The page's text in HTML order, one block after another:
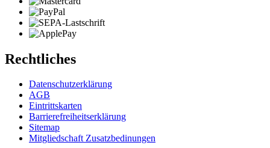
Rechtliches
Datenschutzerklärung
AGB
Eintrittskarten
Barrierefreiheitserklärung
Sitemap
Mitgliedschaft Zusatzbedinungen